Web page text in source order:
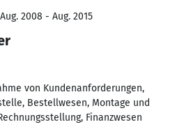
2008 - Aug. 2015
von Kundenanforderungen,
Bestellwesen, Montage und
Finanzwesen